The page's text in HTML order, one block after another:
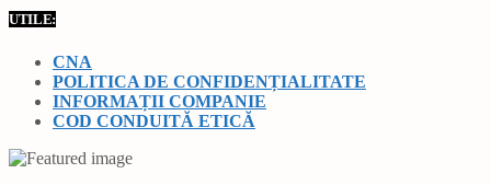
UTILE:
CNA
POLITICA DE CONFIDENȚIALITATE
INFORMAȚII COMPANIE
COD CONDUITĂ ETICĂ